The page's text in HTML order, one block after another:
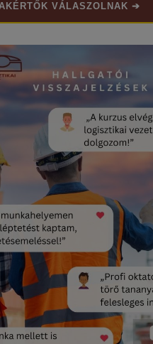
VÁLASZOLNAK ➔